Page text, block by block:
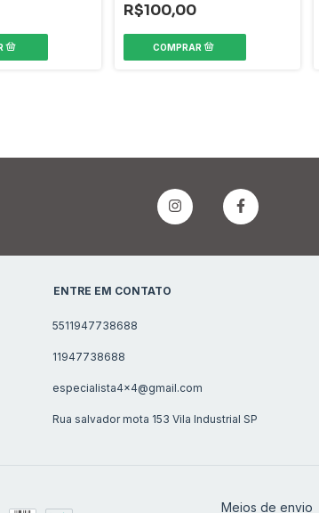
R$100,00
ENTRE EM CONTATO
5511947738688
11947738688
especialista4x4@gmail.com
Rua salvador mota 153 Vila Industrial SP
Meios de envio